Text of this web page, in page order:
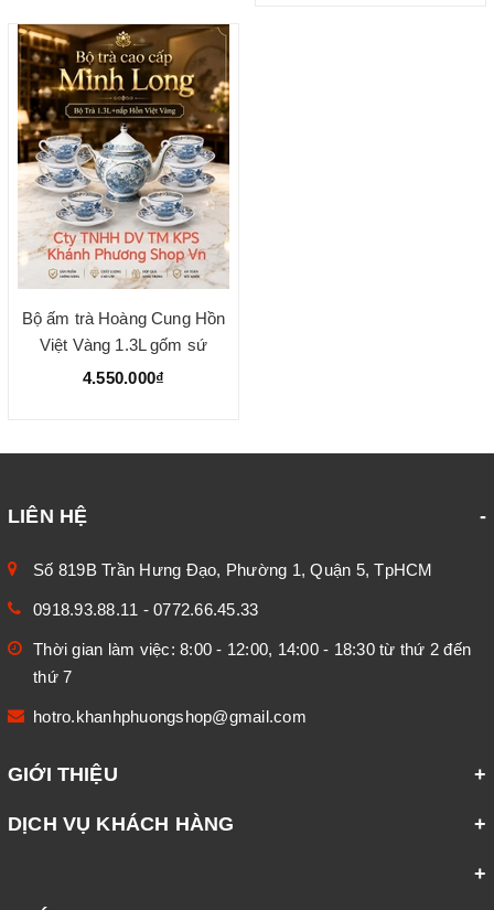
Bộ ấm trà Hoàng Cung Hồn
Việt Vàng 1.3L gốm sứ
Minh Long
4.550.000₫
LIÊN HỆ
Số 819B Trần Hưng Đạo, Phường 1, Quận 5, TpHCM
0918.93.88.11 - 0772.66.45.33
Thời gian làm việc: 8:00 - 12:00, 14:00 - 18:30 từ thứ 2 đến
thứ 7
hotro.khanhphuongshop@gmail.com
GIỚI THIỆU
DỊCH VỤ KHÁCH HÀNG